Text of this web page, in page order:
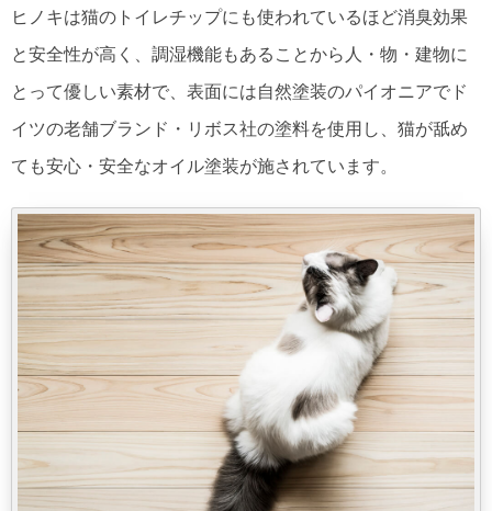
ヒノキは猫のトイレチップにも使われているほど消臭効果
と安全性が高く、調湿機能もあることから人・物・建物に
とって優しい素材で、表面には自然塗装のパイオニアでド
イツの老舗ブランド・リボス社の塗料を使用し、猫が舐め
ても安心・安全なオイル塗装が施されています。